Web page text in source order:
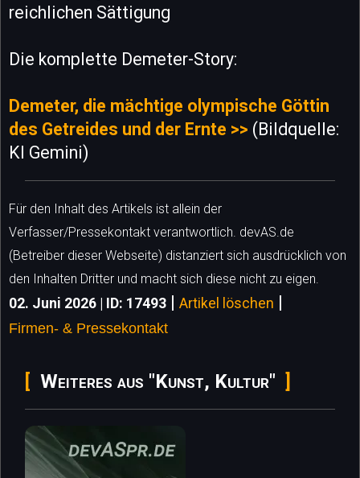
reichlichen Sättigung
Die komplette Demeter-Story:
Demeter, die mächtige olympische Göttin
des Getreides und der Ernte >> (Bildquelle:
KI Gemini)
Für den Inhalt des Artikels ist allein der
Verfasser/Pressekontakt verantwortlich. devAS.de
(Betreiber dieser Webseite) distanziert sich ausdrücklich von
den Inhalten Dritter und macht sich diese nicht zu eigen.
02. Juni 2026 | ID: 17493 | Artikel löschen |
Firmen- & Pressekontakt
Weiteres aus "Kunst, Kultur"